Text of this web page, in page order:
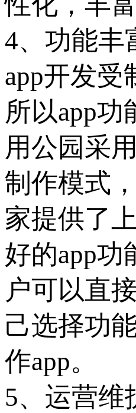
4、功能丰
app开发受
所以app功
用公园采
制作模式
家提供了
好的app功
户可以直
己选择功
作app。
5、运营维